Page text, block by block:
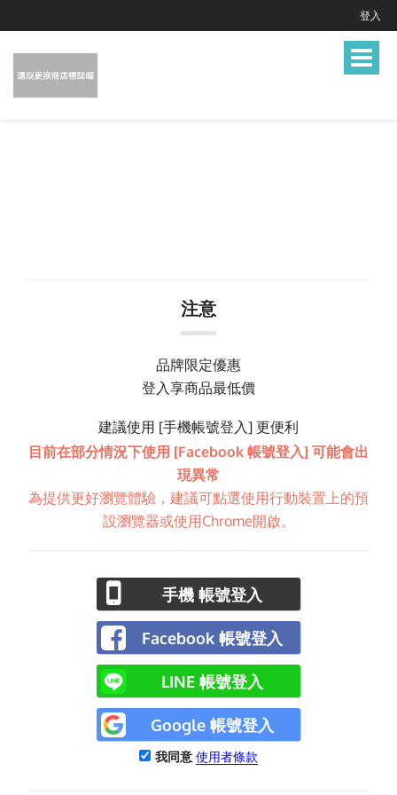
登入
Toggle
注意
品牌限定優惠
登入享商品最低價
建議使用 [手機帳號登入] 更便利
目前在部分情況下使用 [Facebook 帳號登入] 可能會出
現異常
為提供更好瀏覽體驗，建議可點選使用行動裝置上的預
設瀏覽器或使用Chrome開啟。
手機 帳號登入
Facebook 帳號登入
LINE 帳號登入
Google 帳號登入
我同意 使用者條款